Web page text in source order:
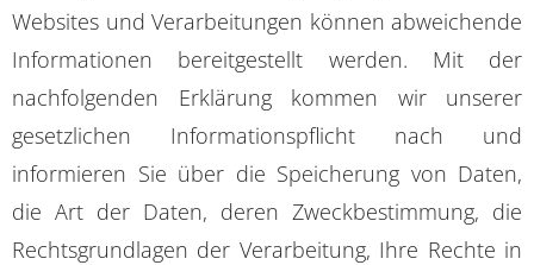
Websites und Verarbeitungen können abweichende
Informationen bereitgestellt werden. Mit der
nachfolgenden Erklärung kommen wir unserer
gesetzlichen Informationspflicht nach und
informieren Sie über die Speicherung von Daten,
die Art der Daten, deren Zweckbestimmung, die
Rechtsgrundlagen der Verarbeitung, Ihre Rechte in